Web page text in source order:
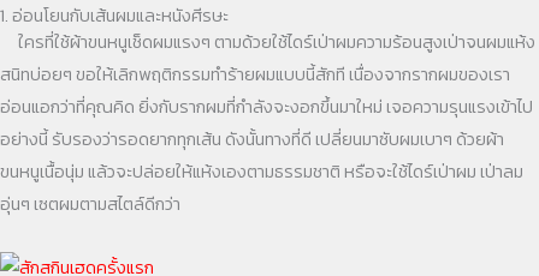
1. อ่อนโยนกับเส้นผมและหนังศีรษะ
ใครที่ใช้ผ้าขนหนูเช็ดผมแรงๆ ตามด้วยใช้ไดร์เป่าผมความร้อนสูงเป่าจนผมแห้ง
สนิทบ่อยๆ ขอให้เลิกพฤติกรรมทำร้ายผมแบบนี้สักที เนื่องจากรากผมของเรา
อ่อนแอกว่าที่คุณคิด ยิ่งกับรากผมที่กำลังจะงอกขึ้นมาใหม่ เจอความรุนแรงเข้าไป
อย่างนี้ รับรองว่ารอดยากทุกเส้น ดังนั้นทางที่ดี เปลี่ยนมาซับผมเบาๆ ด้วยผ้า
ขนหนูเนื้อนุ่ม แล้วจะปล่อยให้แห้งเองตามธรรมชาติ หรือจะใช้ไดร์เป่าผม เป่าลม
อุ่นๆ เซตผมตามสไตล์ดีกว่า